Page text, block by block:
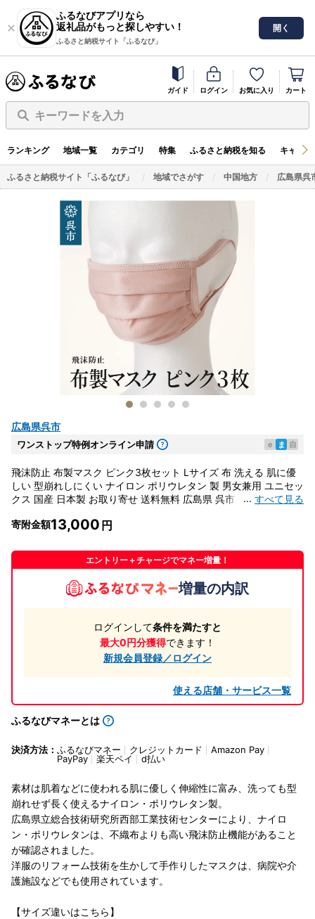
ふるなびアプリなら
返礼品がもっと探しやすい！
ふるさと納税サイト「ふるなび」
開く
ガイド ログイン お気に入り カート
キーワードを入力
ランキング 地域一覧 カテゴリ 特集 ふるさと納税を知る キャン
ふるさと納税サイト「ふるなび」 地域でさがす 中国地方 広島県呉
広島県呉市
ワンストップ特例オンライン申請 e ま 自
飛沫防止 布製マスク ピンク3枚セット Lサイズ 布 洗える 肌に優
しい 型崩れしにくい ナイロン ポリウレタン 製 男女兼用 ユニセッ
クス 国産 日本製 お取り寄せ 送料無料 広島県 呉市 ku062-008-l-
... すべて見る
寄附金額13,000
エントリー＋チャージでマネー増量！
増量の内訳
ログインして条件を満たすと
最大0円分獲得できます！
新規会員登録／ログイン
使える店舗・サービス一覧
ふるなびマネーとは
決済方法： ふるなびマネー クレジットカード
Amazon Pay
PayPay
楽天ペイ d払い
素材は肌着などに使われる肌に優しく伸縮性に富み、洗っても型
崩れせず長く使えるナイロン・ポリウレタン製。
広島県立総合技術研究所西部工業技術センターにより、ナイロ
ン・ポリウレタンは、不織布よりも高い飛沫防止機能があること
が確認されました。
洋服のリフォーム技術を生かして手作りしたマスクは、病院や介
護施設などでも使用されています。
【サイズ違いはこちら】